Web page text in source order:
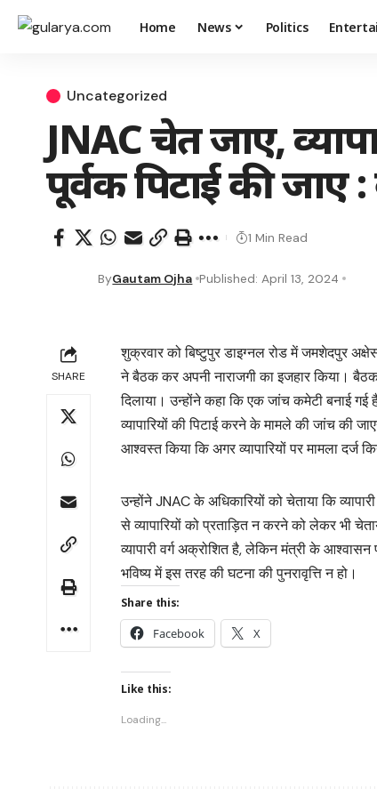
Home News Politics
Uncategorized
JNAC चेत जाए,
पूर्वक पिटाई की जाए :
ByGautam Ojha Published: April 13, 2024
1 Min Read
SHARE
शुक्रवार को बिष्टुपुर डाइग्नल रोड में जमशेदपुर
ने बैठक कर अपनी नाराजगी का इजहार किया।
दिलाया। उन्होंने कहा कि एक जांच कमेटी बनाई गई
व्यापारियों की पिटाई करने के मामले की जांच की
आश्वस्त किया कि अगर व्यापारियों पर मामला दर्ज
उन्होंने JNAC के अधिकारियों को चेताया कि
से व्यापारियों को प्रताड़ित न करने को लेकर भी
व्यापारी वर्ग अक्रोशित है, लेकिन मंत्री के
भविष्य में इस तरह की घटना की पुनरावृत्ति न हो।
Share this:
Facebook X
Like this:
Loading...